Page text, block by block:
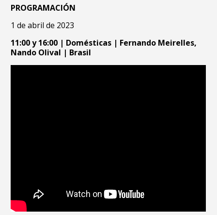
PROGRAMACIÓN
1 de abril de 2023
11:00 y 16:00 | Domésticas | Fernando Meirelles,
Nando Olival | Brasil